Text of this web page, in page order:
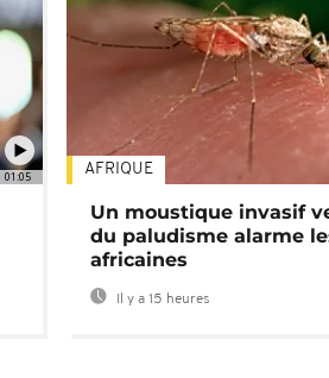
01:05 AFRIQUE
Un moustique invasif
du paludisme alarme
africaines
Il y a 15 heures